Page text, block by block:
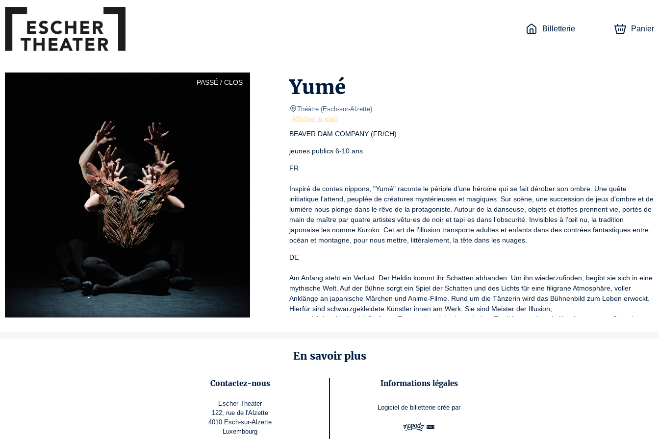
Billetterie Panier
PASSÉ / CLOS Yumé
Théâtre (Esch-sur-Alzette)
Afficher le plan
BEAVER DAM COMPANY (FR/CH)
jeunes publics 6-10 ans
FR
Inspiré de contes nippons, "Yumé" raconte le périple d’une héroïne qui se fait dérober son ombre. Une quête
initiatique l’attend, peuplée de créatures mystérieuses et magiques. Sur scène, une succession de jeux d’ombre et de
lumière nous plonge dans le rêve de la protagoniste. Autour de la danseuse, objets et étoffes prennent vie, portés de
main de maître par quatre artistes vêtu·es de noir et tapi·es dans l’obscurité. Invisibles à l’œil nu, la tradition
japonaise les nomme Kuroko. Cet art de l’illusion transporte adultes et enfants dans des contrées fantastiques entre
océan et montagne, pour nous mettre, littéralement, la tête dans les nuages.
DE
Am Anfang steht ein Verlust. Der Heldin kommt ihr Schatten abhanden. Um ihn wiederzufinden, begibt sie sich in eine
mythische Welt. Auf der Bühne sorgt ein Spiel der Schatten und des Lichts für eine filigrane Atmosphäre, voller
Anklänge an japanische Märchen und Anime-Filme. Rund um die Tänzerin wird das Bühnenbild zum Leben erweckt.
Hierfür sind schwarzgekleidete Künstler:innen am Werk. Sie sind Meister der Illusion,
kaum sichtbar für das bloße Auge. Entsprechend der japanischen Tradition werden sie Kuroko genannt. Gemeinsam
EN
Inspired by Japanese tales, "Yumé" narrates the journey of a heroine whose shadow is stolen. An initiatory quest
awaits her, filled with mysterious and magical creatures. On stage, a succession of shadow and light interplays
black-clad artists hidden in darkness. Invisible to the naked eye, Japanese tradition names them Kuroko. This art of
En savoir plus
Contactez-nous
Escher Theater
122, rue de l'Alzette
4010 Esch-sur-Alzette
Luxembourg
Informations légales
Logiciel de billetterie créé par